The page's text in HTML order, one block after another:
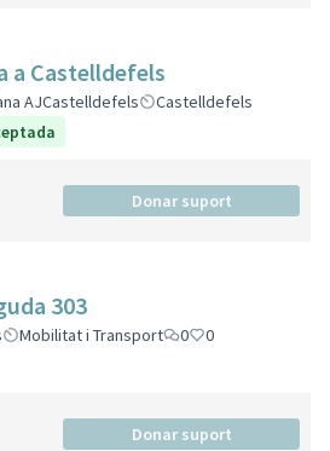
a Castelldefels
AJCastelldefels
Castelldefels
Donar suport
303
Mobilitat i Transport 0
0
Donar suport